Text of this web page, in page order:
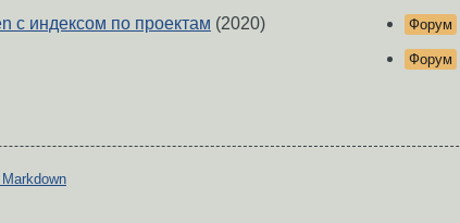
с индексом по проектам (2020) Форум
Форум